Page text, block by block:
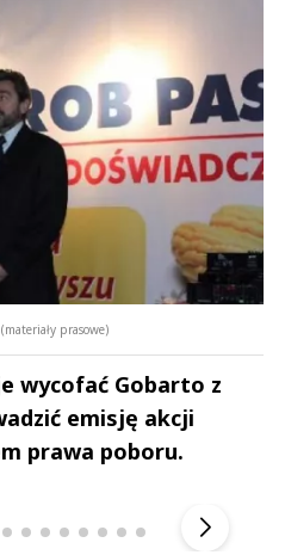
prasowe)
wycofać Gobarto z
emisję akcji
prawa poboru.